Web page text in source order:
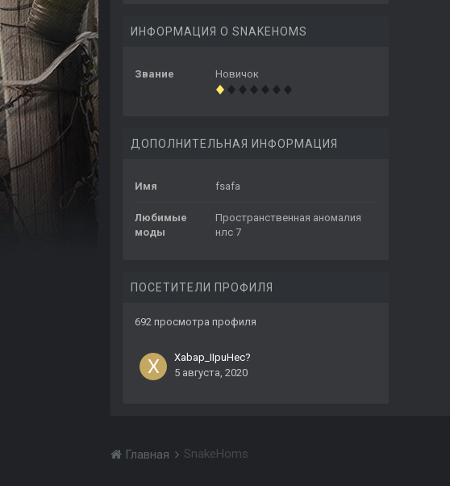
ИНФОРМАЦИЯ О SNAKEHOMS
Звание Новичок
ДОПОЛНИТЕЛЬНАЯ ИНФОРМАЦИЯ
Имя fsafa
Любимые
моды
Пространственная аномалия
нлс 7
ПОСЕТИТЕЛИ ПРОФИЛЯ
692 просмотра профиля
Xabap_IIpuHec?
5 августа, 2020
Главная SnakeHoms